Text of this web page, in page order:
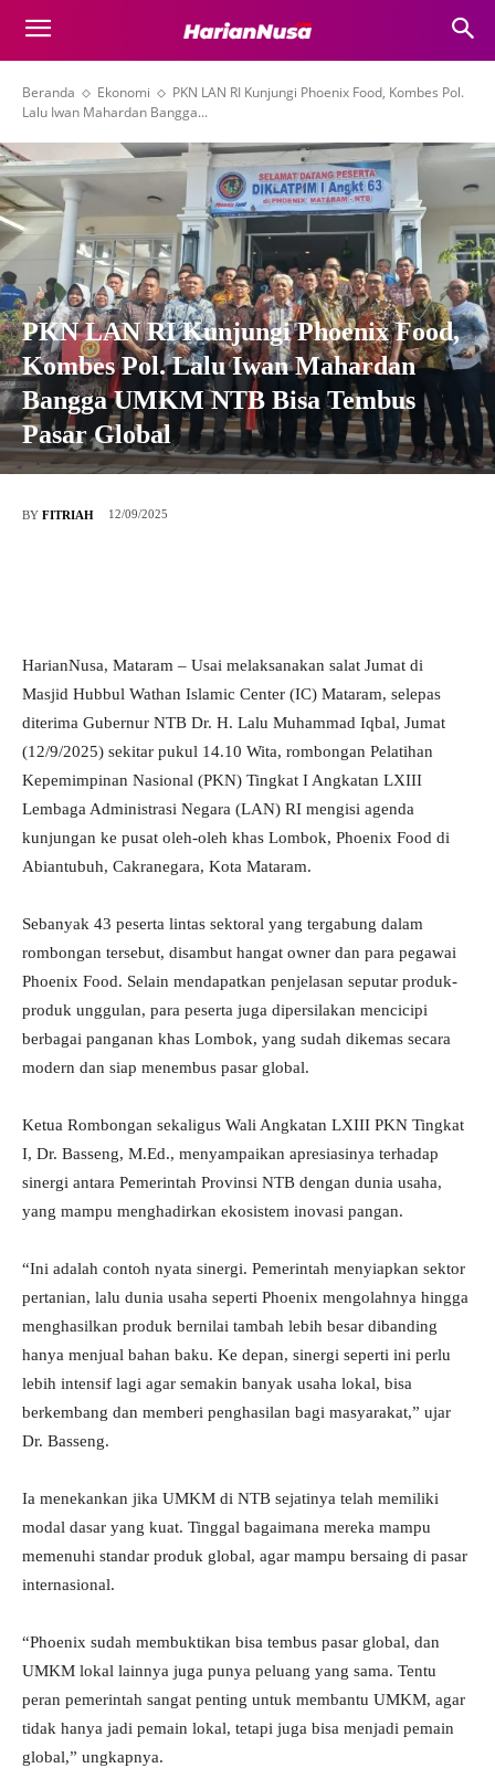
Beranda Ekonomi
PKN LAN RI Kunjungi Phoenix Food, Kombes Pol.
Lalu Iwan Mahardan Bangga...
PKN LAN RI Kunjungi Phoenix Food,
Kombes Pol. Lalu Iwan Mahardan
Bangga UMKM NTB Bisa Tembus
Pasar Global
BY FITRIAH 12/09/2025
HarianNusa, Mataram – Usai melaksanakan salat Jumat di
Masjid Hubbul Wathan Islamic Center (IC) Mataram, selepas
diterima Gubernur NTB Dr. H. Lalu Muhammad Iqbal, Jumat
(12/9/2025) sekitar pukul 14.10 Wita, rombongan Pelatihan
Kepemimpinan Nasional (PKN) Tingkat I Angkatan LXIII
Lembaga Administrasi Negara (LAN) RI mengisi agenda
kunjungan ke pusat oleh-oleh khas Lombok, Phoenix Food di
Abiantubuh, Cakranegara, Kota Mataram.
Sebanyak 43 peserta lintas sektoral yang tergabung dalam
rombongan tersebut, disambut hangat owner dan para pegawai
Phoenix Food. Selain mendapatkan penjelasan seputar produk-
produk unggulan, para peserta juga dipersilakan mencicipi
berbagai panganan khas Lombok, yang sudah dikemas secara
modern dan siap menembus pasar global.
Ketua Rombongan sekaligus Wali Angkatan LXIII PKN Tingkat
I, Dr. Basseng, M.Ed., menyampaikan apresiasinya terhadap
sinergi antara Pemerintah Provinsi NTB dengan dunia usaha,
yang mampu menghadirkan ekosistem inovasi pangan.
“Ini adalah contoh nyata sinergi. Pemerintah menyiapkan sektor
pertanian, lalu dunia usaha seperti Phoenix mengolahnya hingga
menghasilkan produk bernilai tambah lebih besar dibanding
hanya menjual bahan baku. Ke depan, sinergi seperti ini perlu
lebih intensif lagi agar semakin banyak usaha lokal, bisa
berkembang dan memberi penghasilan bagi masyarakat,” ujar
Dr. Basseng.
Ia menekankan jika UMKM di NTB sejatinya telah memiliki
modal dasar yang kuat. Tinggal bagaimana mereka mampu
memenuhi standar produk global, agar mampu bersaing di pasar
internasional.
“Phoenix sudah membuktikan bisa tembus pasar global, dan
UMKM lokal lainnya juga punya peluang yang sama. Tentu
peran pemerintah sangat penting untuk membantu UMKM, agar
tidak hanya jadi pemain lokal, tetapi juga bisa menjadi pemain
global,” ungkapnya.